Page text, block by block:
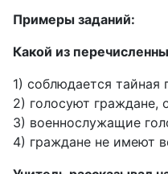
Примеры заданий:
Какой из
1) соблюдается тайная
2) голосуют
3) военнослужащие
4) граждане не имеют